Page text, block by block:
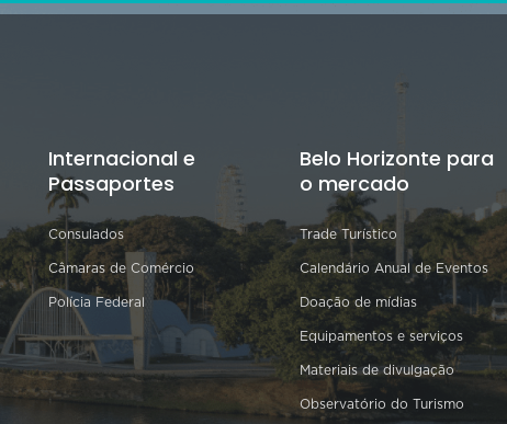
Internacional e
Passaportes
Consulados
Câmaras de Comércio
Polícia Federal
Belo Horizonte para
o mercado
Trade Turístico
Calendário Anual de Eventos
Doação de mídias
Equipamentos e serviços
Materiais de divulgação
Observatório do Turismo